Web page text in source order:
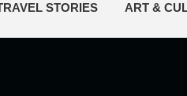
STORIES ART &